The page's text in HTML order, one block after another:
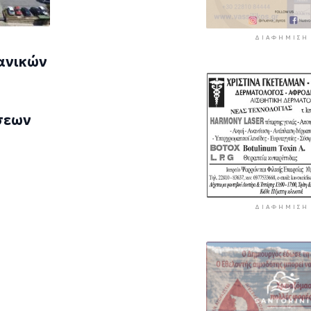
ΔΙΑΦΉΜΙΣΗ
ΔΙΑΦΉΜΙΣΗ